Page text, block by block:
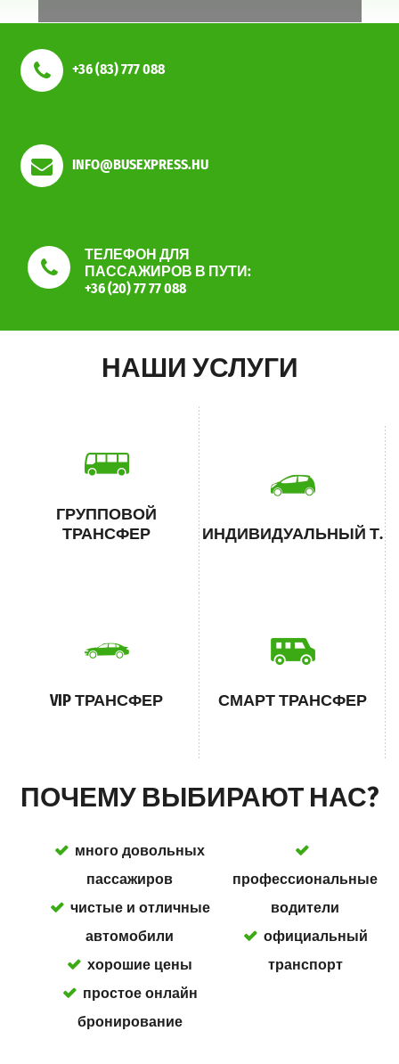
+36 (83) 777 088
INFO@BUSEXPRESS.HU
ТЕЛЕФОН ДЛЯ
ПАССАЖИРОВ В ПУТИ:
+36 (20) 77 77 088
НАШИ УСЛУГИ
ГРУППОВОЙ
ТРАНСФЕР
ИНДИВИДУАЛЬНЫЙ Т.
VIP ТРАНСФЕР СМАРТ ТРАНСФЕР
ПОЧЕМУ ВЫБИРАЮТ НАС?
много довольных
пассажиров
чистые и отличные
автомобили
хорошие цены
простое онлайн
бронирование
профессиональные
водители
официальный
транспорт